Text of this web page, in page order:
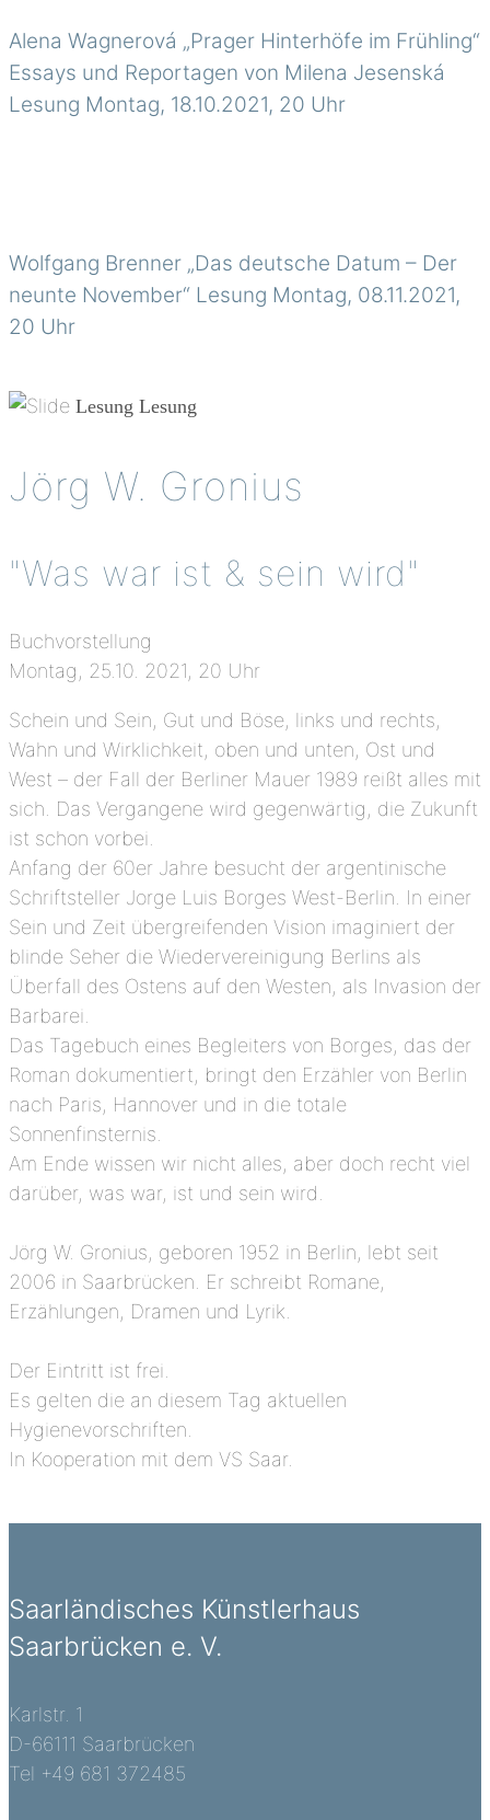
Alena Wagnerová „Prager Hinterhöfe im Frühling“
Essays und Reportagen von Milena Jesenská
Lesung Montag, 18.10.2021, 20 Uhr
Wolfgang Brenner „Das deutsche Datum – Der
neunte November“ Lesung Montag, 08.11.2021,
20 Uhr
Lesung Lesung
Jörg W. Gronius
"Was war ist & sein wird"
Buchvorstellung
Montag, 25.10. 2021, 20 Uhr
Schein und Sein, Gut und Böse, links und rechts,
Wahn und Wirklichkeit, oben und unten, Ost und
West – der Fall der Berliner Mauer 1989 reißt alles mit
sich. Das Vergangene wird gegenwärtig, die Zukunft
ist schon vorbei.
Anfang der 60er Jahre besucht der argentinische
Schriftsteller Jorge Luis Borges West-Berlin. In einer
Sein und Zeit übergreifenden Vision imaginiert der
blinde Seher die Wiedervereinigung Berlins als
Überfall des Ostens auf den Westen, als Invasion der
Barbarei.
Das Tagebuch eines Begleiters von Borges, das der
Roman dokumentiert, bringt den Erzähler von Berlin
nach Paris, Hannover und in die totale
Sonnenfinsternis.
Am Ende wissen wir nicht alles, aber doch recht viel
darüber, was war, ist und sein wird.
Jörg W. Gronius, geboren 1952 in Berlin, lebt seit
2006 in Saarbrücken. Er schreibt Romane,
Erzählungen, Dramen und Lyrik.
Der Eintritt ist frei.
Es gelten die an diesem Tag aktuellen
Hygienevorschriften.
In Kooperation mit dem VS Saar.
Saarländisches Künstlerhaus
Saarbrücken e. V.
Karlstr. 1
D-66111 Saarbrücken
Tel +49 681 372485